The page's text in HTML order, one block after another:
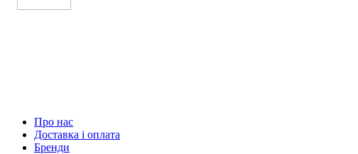
Про нас
Доставка і оплата
Бренди